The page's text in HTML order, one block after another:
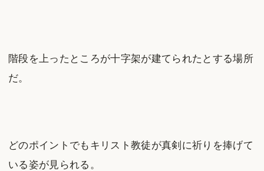
階段を上ったところが十字架が建てられたとする場所
だ。
どのポイントでもキリスト教徒が真剣に祈りを捧げて
いる姿が見られる。